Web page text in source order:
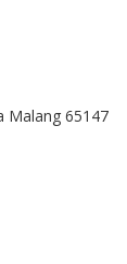
Malang 65147